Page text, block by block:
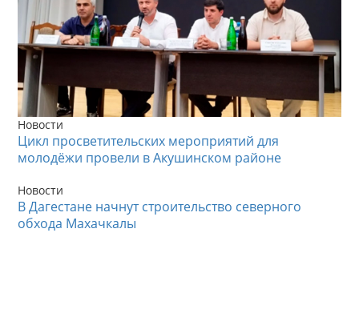
Новости
Цикл просветительских мероприятий для
молодёжи провели в Акушинском районе
Новости
В Дагестане начнут строительство северного
обхода Махачкалы